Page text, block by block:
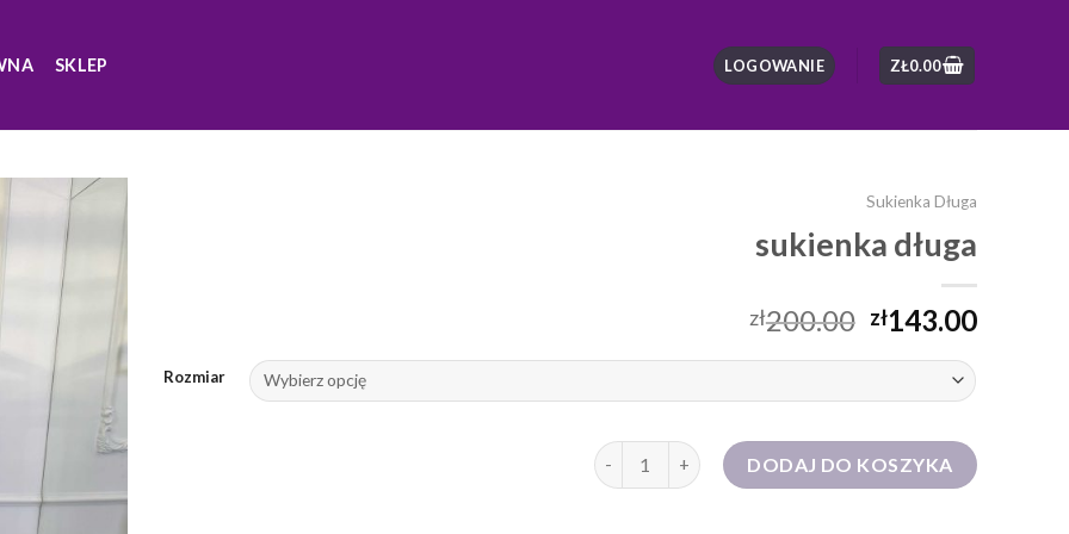
SKLEP LOGOWANIE ZŁ0.00
Sukienka Długa
sukienka długa
zł200.00 zł143.00
Rozmiar
ilość sukienka długaDODAJ DO KOSZYKA